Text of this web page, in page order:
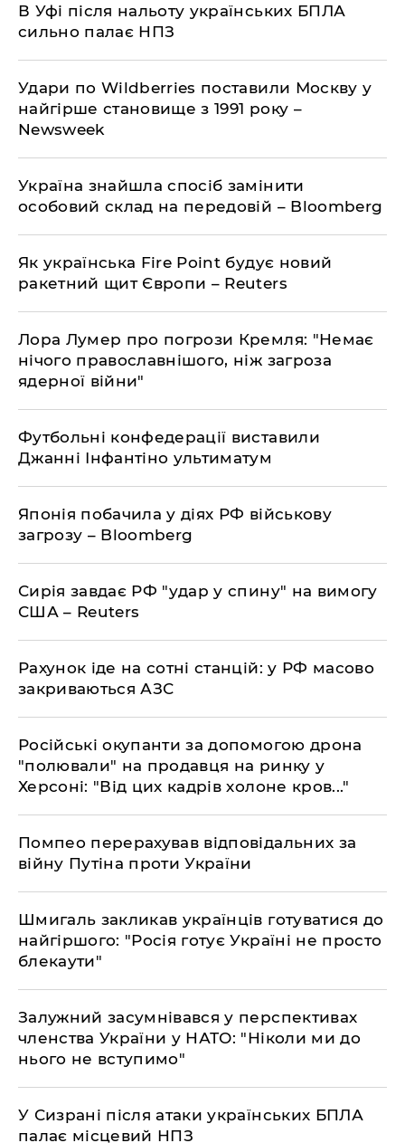
В Уфі після нальоту українських БПЛА
сильно палає НПЗ
Удари по Wildberries поставили Москву у
найгірше становище з 1991 року –
Newsweek
Україна знайшла спосіб замінити
особовий склад на передовій – Bloomberg
Як українська Fire Point будує новий
ракетний щит Європи – Reuters
Лора Лумер про погрози Кремля: "Немає
нічого православнішого, ніж загроза
ядерної війни"
Футбольні конфедерації виставили
Джанні Інфантіно ультиматум
Японія побачила у діях РФ військову
загрозу – Bloomberg
Сирія завдає РФ "удар у спину" на вимогу
США – Reuters
Рахунок іде на сотні станцій: у РФ масово
закриваються АЗС
Російські окупанти за допомогою дрона
"полювали" на продавця на ринку у
Херсоні: "Від цих кадрів холоне кров..."
Помпео перерахував відповідальних за
війну Путіна проти України
Шмигаль закликав українців готуватися до
найгіршого: "Росія готує Україні не просто
блекаути"
Залужний засумнівався у перспективах
членства України у НАТО: "Ніколи ми до
нього не вступимо"
У Сизрані після атаки українських БПЛА
палає місцевий НПЗ